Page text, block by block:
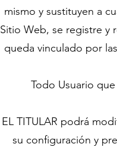
mismo y sustituyen a
Sitio Web, se registre y
queda vinculado por
Todo Usuario
EL TITULAR podrá
su configuración y